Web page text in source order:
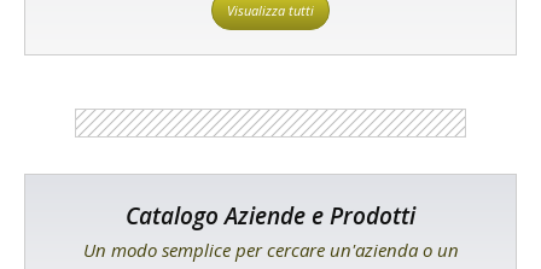
Visualizza tutti
Catalogo Aziende e Prodotti
Un modo semplice per cercare un'azienda o un